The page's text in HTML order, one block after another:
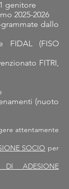
genitore
2025-2026
dallo
FIDAL (FISO
FITRI,
(nuoto
attentamente
SOCIO per
DI ADESIONE